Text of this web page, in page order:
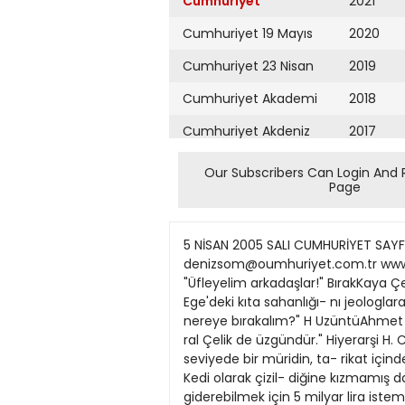
Cumhuriyet 19 Mayıs
Cumhuriyet 23 Nisan
Cumhuriyet Akademi
Cumhuriyet Akdeniz
Cumhuriyet Alışveriş
Cumhuriyet Ankara
Cumhuriyet Büyük
Taaruz
Cumhuriyet
Cumartesi
Cumhuriyet Çevre
2020
2019
2018
2017
2016
2015
2013
2012
2011
2010
2009
Our Subscribers Can Login And
Page
5 NİSAN 2005 SALI CUMHURİYET SAYFA M W i E 101) Talal: "Kıbns'ı satmam!" Yoksa bedava mı vererek! 17 Elektronik posta: denizsom@oumhuriyet.com.tr www.dentesorn.com Tel: 0.212.512 05 05 Faks: 0.212.512 44 97 - Ekonomide yaprak kımıldamıyormuş... "Üfleyelim arkadaşlar!" BırakKaya Çetin: "Baş- bakan, 'Ermeni konusunu tarihçilere bı- rakalım' buyuruyorlar. Kıbrıs'ı coğrafyacılara, Ege'deki kıta sahanlığı- nı jeologlara, Irak'taki kırmızı çizgileri mate- matikçilere, Patrikhane konusunu ilahiyatçılara bırakalım. Peki, biz sizi nereye bırakalım?" H UzüntüAhmet Mete A- pak:"Papa'nınve- fatı nedeniyle Mehmet Ali Ağca üzgün olduğu- nu belirtmiş. Eminim, O- ral Çelik de üzgündür." Hiyerarşi H. Can Sözer: "Ta- rikat ilişkilerinden bihaber olanlar, gerçek yaşamdaki unvanı üstün de olsa, alt seviyede bir müridin, ta- rikat içinde kendinden yüksek birini görevin- den alabileceğini mi sa- nıyorsunuz!" em kızmış, hem kızmamış. Kedi olarak çizil- diğine kızmamış da, imam hatip meselesini birbirine dolaştırıp, yumak yapmış gibi gös- terilmesine kızmış. Kızgınlığını giderebilmek için 5 milyar lira istemiş. Para yetmemiş, kızdıranın hapsedilmesini istemiş. Eskiden sultan kızınca, kelle kestirirdi. Halimize şükretmeliyiz. Geçmişten de ders almalıyız. Sultanlar ve krallar kızmaya başladığında ortalığı yatıştırmak, hiç olmazsa birkaç kişinin kellesini kur- tarmak için yanında soytarılar, dalkavuklar olurdu. Bunlargergin havayı yumuşatan birsözyadagülünç bir hareketle imparatorun sinirini alırdı. Saraylarda dalkavuk kadrosu vardı. llginçtir, bu işi çok başarılı birşekildeyapan binler- ce kişiden birinin bile adı hatırlanmaz. Sultanları, kral- ları kızdırıp kellesi uçurulanlar ise hatırlanır. Tarih çok nankör... Kedi Iktidarın adamlarını değil de muhalefetin temsilci- lerini kayda geçiyor! Karikatürdeki kedi tarihe geçti. Bir dönemin sembolü oldu. Kedi, yüzyıl sonrasında da hatırlanacak. Sararmış sayfaları açıp bakacaklar... Sayfaları çevirirken bir de şunu görecekler: Kızmış ama kediye kızmamış... Neye kızmış? İmam hatip yumağını çözmeye kalkışan kedinin ip- lere dolanmasına kızmış. Işte o zaman imam hatip meselesini çözmüş mü diye araştıracaklar, kedinin ortaya çıktığı tarih itiba- . riyle durumu saptadıklarında kediye daha çok güle- cekler. Gerçeğe kızılır mı diye düşünecekler. Derken... Zürafaya bakacaklar. Kurbağaya bakacaklar. File bakacaklar. Tek başına bir zürafa, tek başına bir kurbağa, tek başına bir fil görünce ve her biri için 5 milyar lira is- tendiğini anlayınca durumu biraz daha kavrayacak- lar. Biz geçmişteki dalkavukların, soytarıların haline gülüyoruz. Ama şimdi anlıyoruz ki, adamlar işlerini hakkıyla yapıyormuş. Dalkavukluk da beceri gerektiren bir işmiş. Dalkavuklarla çalışmak ise başlı başına bir iş. Cumhuriyet döneminin Osmanlı ile bağları kestiği söylenir; doğruymuş... Artık adam gibi dalkavuk yetişmiyor. özümüze dönmeli, dalkavukluğu yeniden ele alma-